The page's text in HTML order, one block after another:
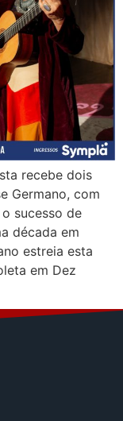
recebe dois
Germano, com
sucesso de
década em
estreia esta
em Dez